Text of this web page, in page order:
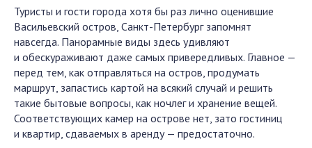
Туристы и гости города хотя бы раз лично оценившие
Васильевский остров, Санкт-Петербург запомнят
навсегда. Панорамные виды здесь удивляют
и обескураживают даже самых привередливых. Главное —
перед тем, как отправляться на остров, продумать
маршрут, запастись картой на всякий случай и решить
такие бытовые вопросы, как ночлег и хранение вещей.
Соответствующих камер на острове нет, зато гостиниц
и квартир, сдаваемых в аренду — предостаточно.